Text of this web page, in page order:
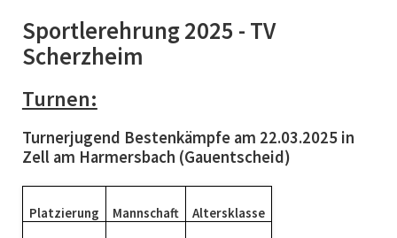
Sportlerehrung 2025 - TV
Scherzheim
Turnen:
Turnerjugend Bestenkämpfe am 22.03.2025 in
Zell am Harmersbach (Gauentscheid)
Platzierung Mannschaft Altersklasse